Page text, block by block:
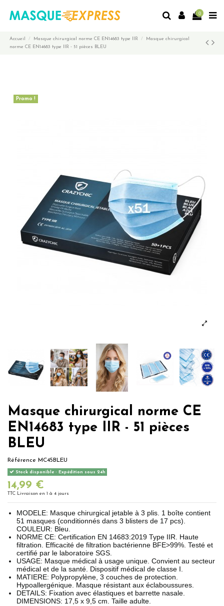
0
Accueil Masque chirurgical norme CE EN14683 type IIR
Masque chirurgical
norme CE EN14683 type IIR - 51 pièces BLEU
Promo !
Masque chirurgical norme CE
EN14683 type IIR - 51 pièces
BLEU
Référence MC45BLEU
Stock disponible - Expédition sous 24h
14,99 €
TTC Livraison en 1 à 4 jours
MODELE: Masque chirurgical jetable à 3 plis. 1 boîte contient
51 masques (conditionnés dans 3 blisters de 17 pcs).
COULEUR: Bleu.
NORME CE: Certification EN 14683:2019 Type IIR. Haute
filtration. Efficacité de filtration bactérienne BFE>99%. Testé et
certifié par le laboratoire SGS.
USAGE: Masque médical à usage unique. Convient au secteur
médical et de la santé. Dispositif médical de classe I.
MATIERE: Polypropylène, 3 couches de protection.
Hypoallergénique. Masque résistant aux éclaboussures.
DETAILS: Fixation avec élastiques et barrette nasale.
DIMENSIONS: 17,5 x 9,5 cm. Taille adulte.